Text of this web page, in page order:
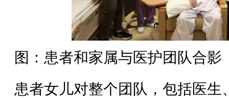
图：患者和家属与医护团队合影
患者女儿对整个团队，包括医